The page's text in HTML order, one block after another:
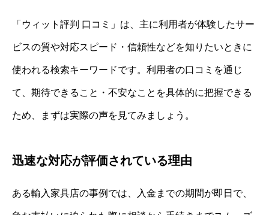
「ウィット評判 口コミ」は、主に利用者が体験したサー
ビスの質や対応スピード・信頼性などを知りたいときに
使われる検索キーワードです。利用者の口コミを通じ
て、期待できること・不安なことを具体的に把握できる
ため、まずは実際の声を見てみましょう。
迅速な対応が評価されている理由
ある輸入家具店の事例では、入金までの期間が即日で、